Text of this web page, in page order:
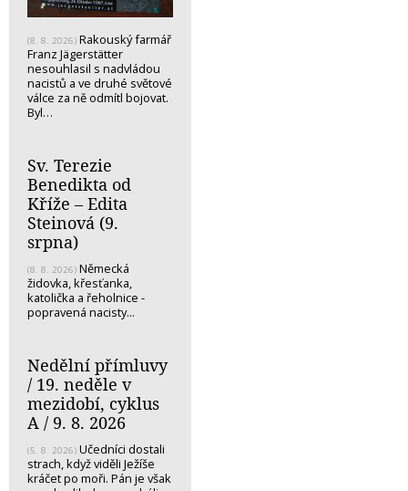
(8. 8. 2026) Rakouský farmář
Franz Jägerstätter
nesouhlasil s nadvládou
nacistů a ve druhé světové
válce za ně odmítl bojovat.
Byl…
Sv. Terezie
Benedikta od
Kříže – Edita
Steinová (9.
srpna)
(8. 8. 2026) Německá
židovka, křesťanka,
katolička a řeholnice -
popravená nacisty...
Nedělní přímluvy
/ 19. neděle v
mezidobí, cyklus
A / 9. 8. 2026
(5. 8. 2026) Učedníci dostali
strach, když viděli Ježíše
kráčet po moři. Pán je však